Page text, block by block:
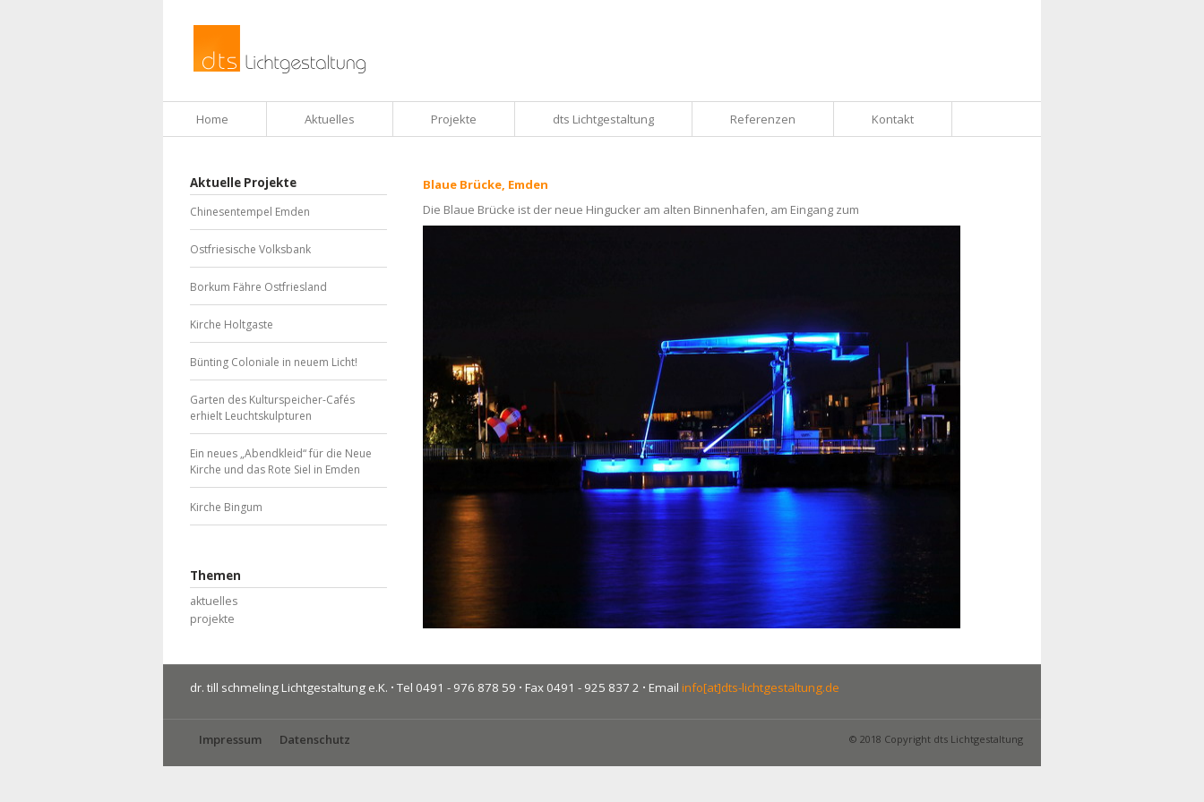
Home Aktuelles Projekte dts Lichtgestaltung Referenzen Kontakt
Blaue Brücke, Emden
Die Blaue Brücke ist der neue Hingucker am alten Binnenhafen, am Eingang zum
Aktuelle Projekte
Chinesentempel Emden
Ostfriesische Volksbank
Borkum Fähre Ostfriesland
Kirche Holtgaste
Bünting Coloniale in neuem Licht!
Garten des Kulturspeicher-Cafés
erhielt Leuchtskulpturen
Ein neues „Abendkleid“ für die Neue
Kirche und das Rote Siel in Emden
Kirche Bingum
Themen
aktuelles
projekte
dr. till schmeling Lichtgestaltung e.K. · Tel 0491 - 976 878 59 · Fax 0491 - 925 837 2 · Email info[at]dts-lichtgestaltung.de
Impressum Datenschutz © 2018 Copyright dts Lichtgestaltung